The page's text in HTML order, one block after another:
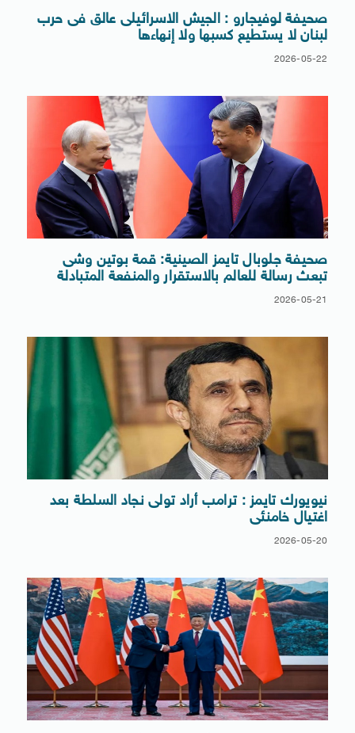
صحيفة لوفيجارو : الجيش الاسرائيلى عالق فى حرب
لبنان لا يستطيع كسبها ولا إنهاءها
2026-05-22
صحيفة جلوبال تايمز الصينية: قمة بوتين وشى
تبعث رسالة للعالم بالاستقرار والمنفعة المتبادلة
2026-05-21
نيويورك تايمز : ترامب أراد تولى نجاد السلطة بعد
اغتيال خامنئى
2026-05-20